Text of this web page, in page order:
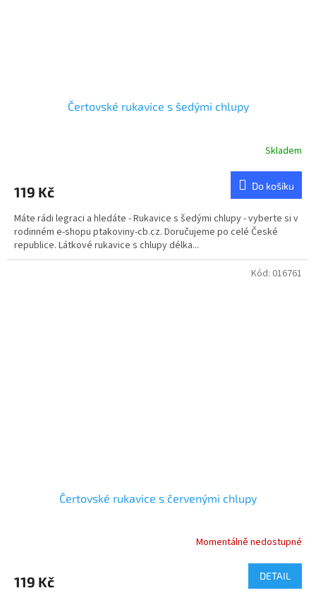
Čertovské rukavice s šedými chlupy
Skladem
119 Kč Do košíku
Máte rádi legraci a hledáte - Rukavice s šedými chlupy - vyberte si v
rodinném e-shopu ptakoviny-cb.cz. Doručujeme po celé České
republice. Látkové rukavice s chlupy délka...
Čertovské rukavice s červenými chlupy
je
Momentálně nedostupné
119 Kč DETAIL
Kód: 016761